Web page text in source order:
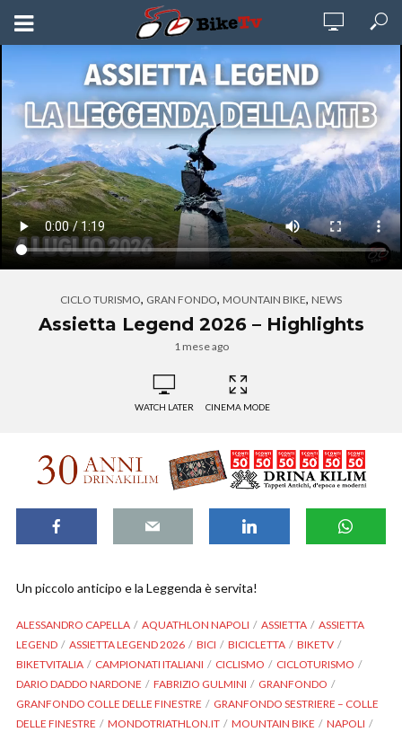
CICLO TURISMO, GRAN FONDO, MOUNTAIN BIKE, NEWS
Assietta Legend 2026 – Highlights
1 mese ago
WATCH LATER CINEMA MODE
Un piccolo anticipo e la Leggenda è servita!
ALESSANDRO CAPELLA AQUATHLON NAPOLI ASSIETTA
ASSIETTA
LEGEND
ASSIETTA LEGEND 2026 BICI BICICLETTA
BIKETV
BIKETVITALIA
CAMPIONATI ITALIANI CICLISMO
CICLOTURISMO
DARIO DADDO NARDONE
FABRIZIO GULMINI
GRANFONDO
GRANFONDO COLLE DELLE FINESTRE
GRANFONDO SESTRIERE – COLLE
DELLE FINESTRE
MONDOTRIATHLON.IT MOUNTAIN BIKE
NAPOLI